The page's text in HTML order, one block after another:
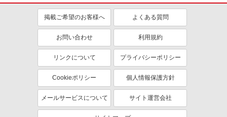
掲載ご希望のお客様へ よくある質問
お問い合わせ 利用規約
リンクについて プライバシーポリシー
Cookieポリシー 個人情報保護方針
メールサービスについて サイト運営会社